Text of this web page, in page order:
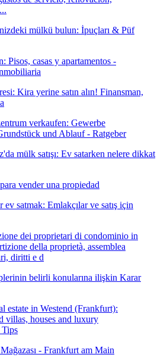
mülkü bulun: İpuçları & Püf
Kira yerine satın alın! Finansman,
mülk satışı: Ev satarken nelere dikkat
satmak: Emlakçılar ve satış için
belirli konularına ilişkin Karar
- Frankfurt am Main